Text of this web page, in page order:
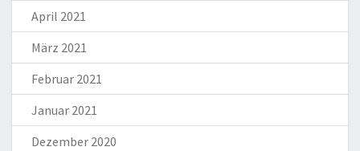
April 2021
März 2021
Februar 2021
Januar 2021
Dezember 2020